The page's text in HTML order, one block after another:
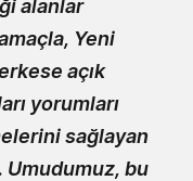
alanlar
Yeni
açık
yorumları
sağlayan
bu